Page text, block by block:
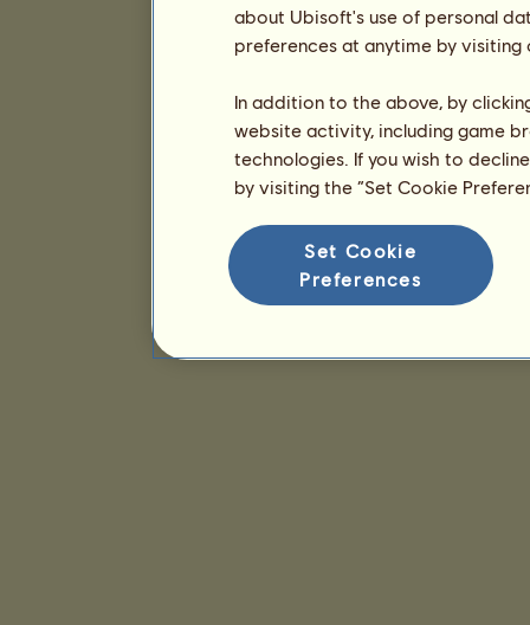
about Ubisoft's use of personal
preferences at anytime by
In addition to the above, by
website activity, including game
technologies. If you wish to
by visiting the “Set Cookie
Set Cookie
Preferences